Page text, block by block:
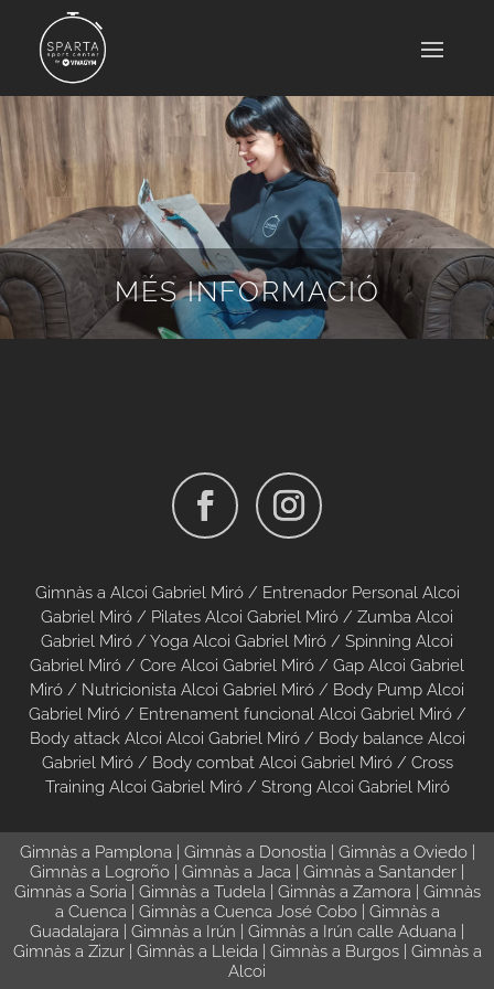
MÉS INFORMACIÓ
Gimnàs a Alcoi Gabriel Miró/ Entrenador Personal Alcoi
Gabriel Miró / Pilates Alcoi Gabriel Miró / Zumba Alcoi
Gabriel Miró / Yoga Alcoi Gabriel Miró / Spinning Alcoi
Gabriel Miró / Core Alcoi Gabriel Miró / Gap Alcoi Gabriel
Miró / Nutricionista Alcoi Gabriel Miró / Body Pump Alcoi
Gabriel Miró/ Entrenament funcional Alcoi Gabriel Miró/
Body attack Alcoi Alcoi Gabriel Miró/ Body balance Alcoi
Gabriel Miró/ Body combat Alcoi Gabriel Miró/ Cross
Training Alcoi Gabriel Miró/ Strong Alcoi Gabriel Miró
Gimnàs a Pamplona| Gimnàs a Donostia| Gimnàs a Oviedo|
Gimnàs a Logroño
Gimnàs a Jaca Gimnàs a Santander
Gimnàs a Soria| Gimnàs a Tudela| Gimnàs a Zamora| Gimnàs
a Cuenca| Gimnàs a Cuenca José Cobo| Gimnàs a
Guadalajara
Gimnàs a Irún Gimnàs a Irún calle Aduana
Gimnàs a Zizur| Gimnàs a Lleida| Gimnàs a Burgos| Gimnàs a
Alcoi